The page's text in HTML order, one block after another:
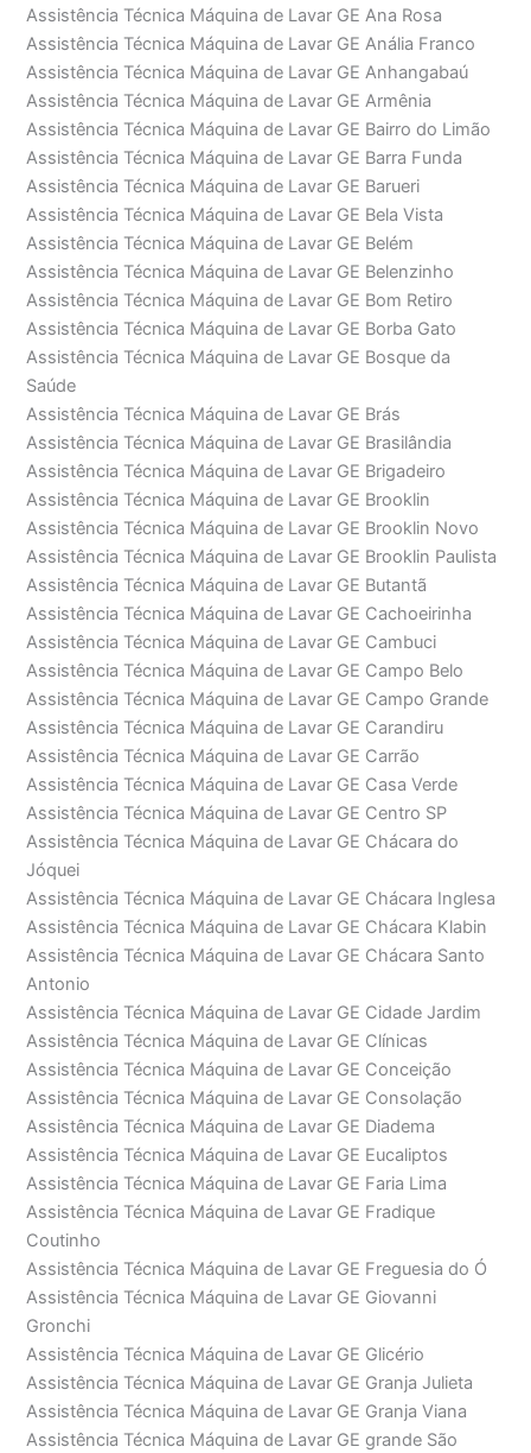
Assistência Técnica Máquina de Lavar GE Ana Rosa
Assistência Técnica Máquina de Lavar GE Anália Franco
Assistência Técnica Máquina de Lavar GE Anhangabaú
Assistência Técnica Máquina de Lavar GE Armênia
Assistência Técnica Máquina de Lavar GE Bairro do Limão
Assistência Técnica Máquina de Lavar GE Barra Funda
Assistência Técnica Máquina de Lavar GE Barueri
Assistência Técnica Máquina de Lavar GE Bela Vista
Assistência Técnica Máquina de Lavar GE Belém
Assistência Técnica Máquina de Lavar GE Belenzinho
Assistência Técnica Máquina de Lavar GE Bom Retiro
Assistência Técnica Máquina de Lavar GE Borba Gato
Assistência Técnica Máquina de Lavar GE Bosque da
Saúde
Assistência Técnica Máquina de Lavar GE Brás
Assistência Técnica Máquina de Lavar GE Brasilândia
Assistência Técnica Máquina de Lavar GE Brigadeiro
Assistência Técnica Máquina de Lavar GE Brooklin
Assistência Técnica Máquina de Lavar GE Brooklin Novo
Assistência Técnica Máquina de Lavar GE Brooklin Paulista
Assistência Técnica Máquina de Lavar GE Butantã
Assistência Técnica Máquina de Lavar GE Cachoeirinha
Assistência Técnica Máquina de Lavar GE Cambuci
Assistência Técnica Máquina de Lavar GE Campo Belo
Assistência Técnica Máquina de Lavar GE Campo Grande
Assistência Técnica Máquina de Lavar GE Carandiru
Assistência Técnica Máquina de Lavar GE Carrão
Assistência Técnica Máquina de Lavar GE Casa Verde
Assistência Técnica Máquina de Lavar GE Centro SP
Assistência Técnica Máquina de Lavar GE Chácara do
Jóquei
Assistência Técnica Máquina de Lavar GE Chácara Inglesa
Assistência Técnica Máquina de Lavar GE Chácara Klabin
Assistência Técnica Máquina de Lavar GE Chácara Santo
Antonio
Assistência Técnica Máquina de Lavar GE Cidade Jardim
Assistência Técnica Máquina de Lavar GE Clínicas
Assistência Técnica Máquina de Lavar GE Conceição
Assistência Técnica Máquina de Lavar GE Consolação
Assistência Técnica Máquina de Lavar GE Diadema
Assistência Técnica Máquina de Lavar GE Eucaliptos
Assistência Técnica Máquina de Lavar GE Faria Lima
Assistência Técnica Máquina de Lavar GE Fradique
Coutinho
Assistência Técnica Máquina de Lavar GE Freguesia do Ó
Assistência Técnica Máquina de Lavar GE Giovanni
Gronchi
Assistência Técnica Máquina de Lavar GE Glicério
Assistência Técnica Máquina de Lavar GE Granja Julieta
Assistência Técnica Máquina de Lavar GE Granja Viana
Assistência Técnica Máquina de Lavar GE grande São